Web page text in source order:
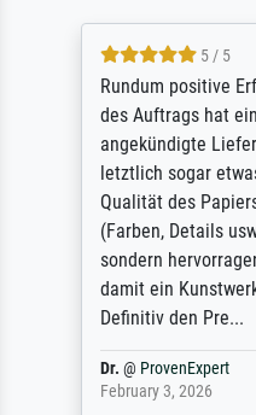
5 / 5
Rundum positive
des Auftrags hat
angekündigte
letztlich sogar
Qualität des
(Farben, Details
sondern
damit ein
Definitiv den Pre...
Dr. @ ProvenExpert
February 3, 2026